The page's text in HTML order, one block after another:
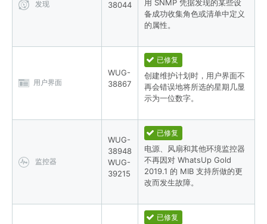
发现
38044
用 SNMP 凭据发现的某些设
备成功收集角色或清单中定义
的属性。
用户界面
WUG-
38867
已修复
创建维护计划时，用户界面不
再会错误地将所选的星期几显
示为一位数字。
监控器
WUG-
38948
WUG-
39215
已修复
电源、风扇和其他环境监控器
不再因对 WhatsUp Gold
2019.1 的 MIB 支持所做的更
改而发生故障。
已修复